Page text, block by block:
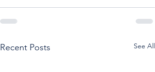
Recent Posts See All